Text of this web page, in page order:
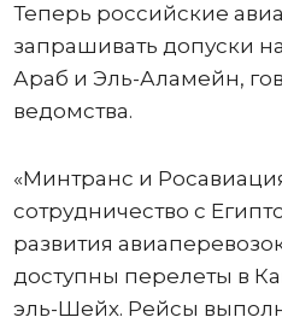
Теперь российские
запрашивать допуски
Араб и Эль-Аламейн,
ведомства.
«Минтранс и
сотрудничество с
развития
доступны перелеты в
эль-Шейх. Рейсы